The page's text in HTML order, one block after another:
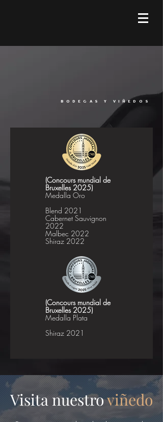
BODEGAS Y VIÑEDOS
(Concours mundial de
Bruxelles 2025)
Medalla Oro
Blend 2021
Cabernet Sauvignon
2022
Malbec 2022
Shiraz 2022
(Concours mundial de
Bruxelles 2025)
Medalla Plata
Shiraz 2021
Visita nuestroviñedo